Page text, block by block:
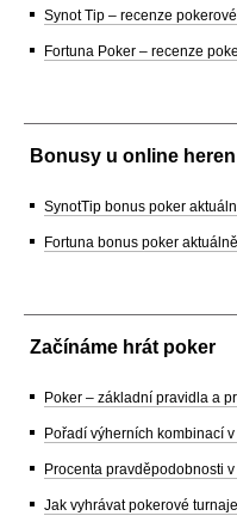
Synot Tip – recenze
Fortuna Poker – recenze
Bonusy u online
SynotTip bonus poker
Fortuna bonus poker aktuálně
Začínáme hrát poker
Poker – základní pravidla a
Pořadí výherních kombinací
Procenta pravděpodobnosti
Jak vyhrávat pokerové turnaje